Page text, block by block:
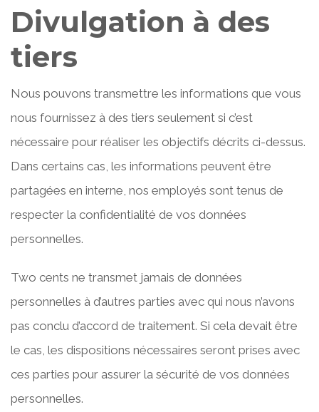
Divulgation à des
tiers
Nous pouvons transmettre les informations que vous
nous fournissez à des tiers seulement si c’est
nécessaire pour réaliser les objectifs décrits ci-dessus.
Dans certains cas, les informations peuvent être
partagées en interne, nos employés sont tenus de
respecter la confidentialité de vos données
personnelles.
Two cents ne transmet jamais de données
personnelles à d’autres parties avec qui nous n’avons
pas conclu d’accord de traitement. Si cela devait être
le cas, les dispositions nécessaires seront prises avec
ces parties pour assurer la sécurité de vos données
personnelles.